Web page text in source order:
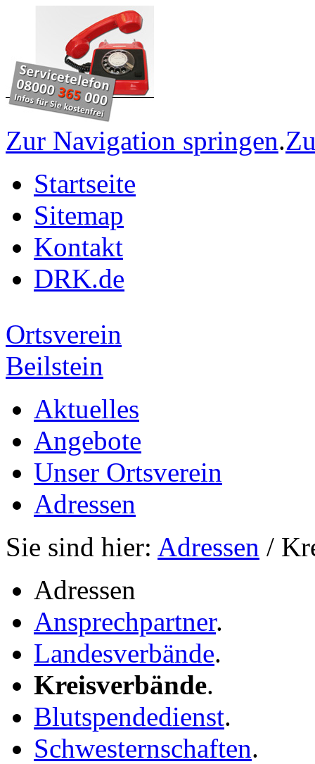
Zur Navigation springen.
Startseite
Sitemap
Kontakt
DRK.de
Ortsverein
Beilstein
Aktuelles
Angebote
Unser Ortsverein
Adressen
Sie sind hier: Adressen /
Adressen
Ansprechpartner.
Landesverbände.
Kreisverbände.
Blutspendedienst.
Schwesternschaften.